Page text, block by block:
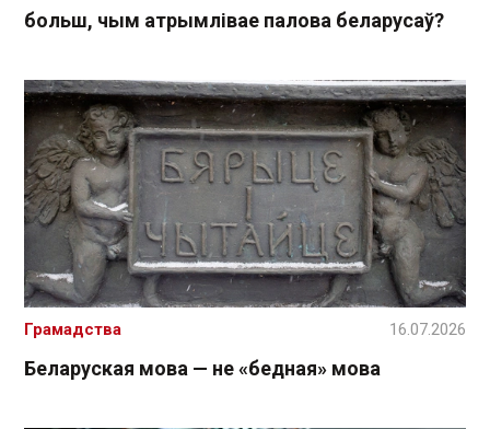
больш, чым атрымлівае палова беларусаў?
Беларуская мова — не «бедная» мова
Грамадства 16.07.2026